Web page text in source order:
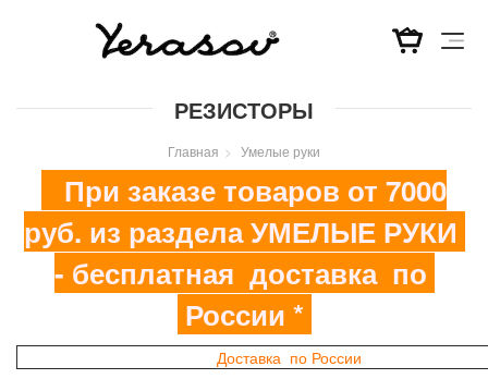
РЕЗИСТОРЫ
Главная Умелые руки
При заказе товаров от 7000
руб. из раздела УМЕЛЫЕ РУКИ
- бесплатная доставка по
России *
Доставка по России